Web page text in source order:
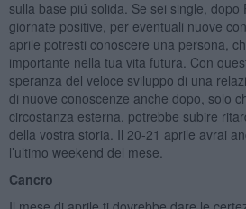
sulla base piú solida. Se sei single, dopo
giornate positive, per eventuali nuove
aprile potresti conoscere una persona,
importante nella tua vita futura. Con
speranza del veloce sviluppo di una
di nuove conoscenze anche dopo, solo
circostanza esterna, potrebbe subire
della vostra storia. Il 20-21 aprile avrai
l’ultimo weekend del mese.
Cancro